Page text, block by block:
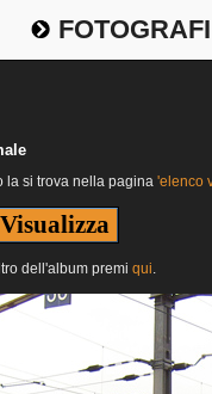
la si trova nella pagina 'elenco
dell'album premi qui.